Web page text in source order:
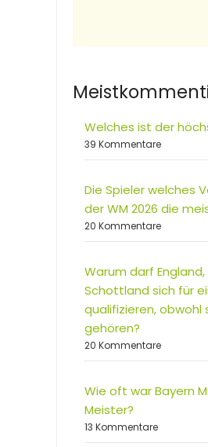
Welches ist der
39 Kommentare
Die Spieler welches
der WM 2026 die
20 Kommentare
Warum darf
Schottland sich für
qualifizieren, obwohl
gehören?
20 Kommentare
Wie oft war Bayern
Meister?
13 Kommentare